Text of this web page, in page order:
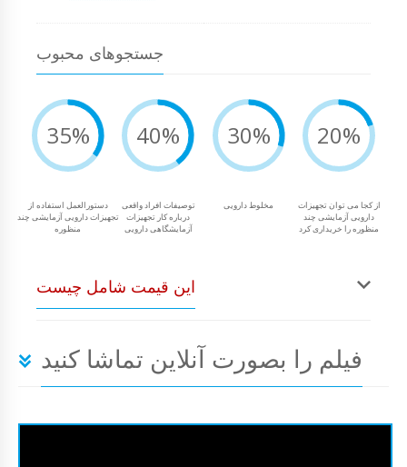
جستجوهای محبوب
35%
دستورالعمل استفاده از
تجهیزات دارویی آزمایشی چند
منظوره
40%
توصیفات افراد واقعی
درباره کار تجهیزات
آزمایشگاهی دارویی
30%
مخلوط دارویی
20%
از کجا می توان تجهیزات
دارویی آزمایشی چند
منظوره را خریداری کرد
این قیمت شامل چیست
فیلم را بصورت آنلاین تماشا کنید